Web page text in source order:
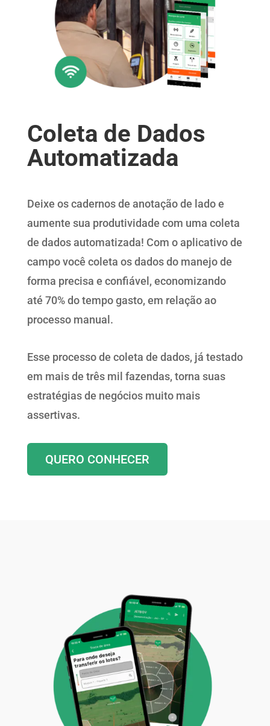
Coleta de Dados
Automatizada
Deixe os cadernos de anotação de lado e
aumente sua produtividade com uma coleta
de dados automatizada! Com o aplicativo de
campo você coleta os dados do manejo de
forma precisa e confiável, economizando
até 70% do tempo gasto, em relação ao
processo manual.
Esse processo de coleta de dados, já testado
em mais de três mil fazendas, torna suas
estratégias de negócios muito mais
assertivas.
QUERO CONHECER